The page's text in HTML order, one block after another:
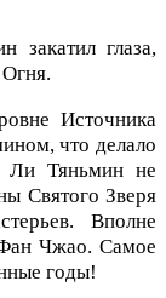
глаза,
Источника
что делало
Ли Тяньмин не
Святого Зверя
Вполне
Чжао. Самое
годы!